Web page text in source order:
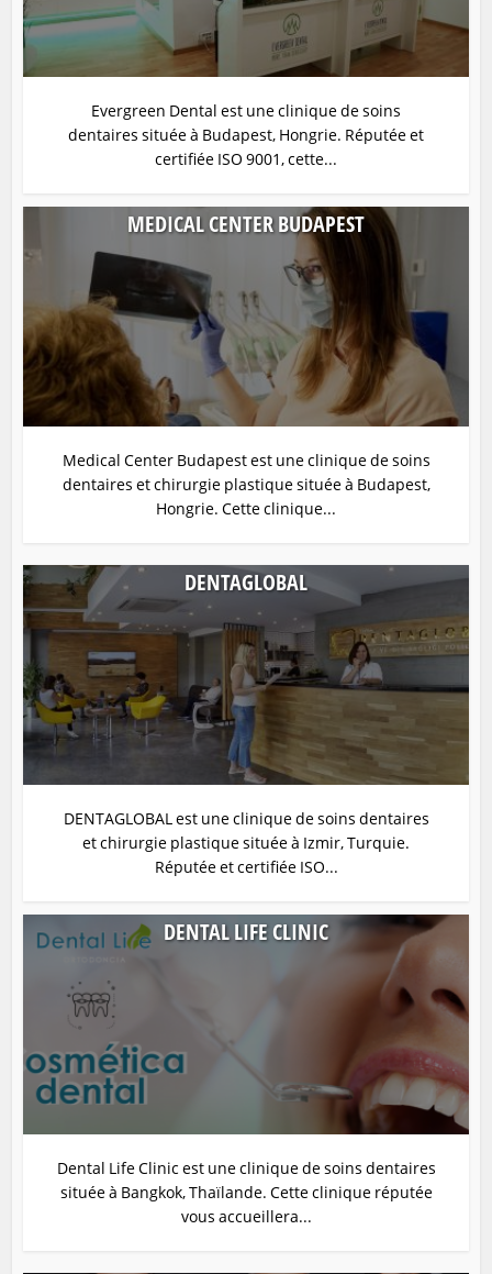
Evergreen Dental est une clinique de soins
dentaires située à Budapest, Hongrie. Réputée et
certifiée ISO 9001, cette...
MEDICAL CENTER BUDAPEST
Medical Center Budapest est une clinique de soins
dentaires et chirurgie plastique située à Budapest,
Hongrie. Cette clinique...
DENTAGLOBAL
DENTAGLOBAL est une clinique de soins dentaires
et chirurgie plastique située à Izmir, Turquie.
Réputée et certifiée ISO...
DENTAL LIFE CLINIC
Dental Life Clinic est une clinique de soins dentaires
située à Bangkok, Thaïlande. Cette clinique réputée
vous accueillera...